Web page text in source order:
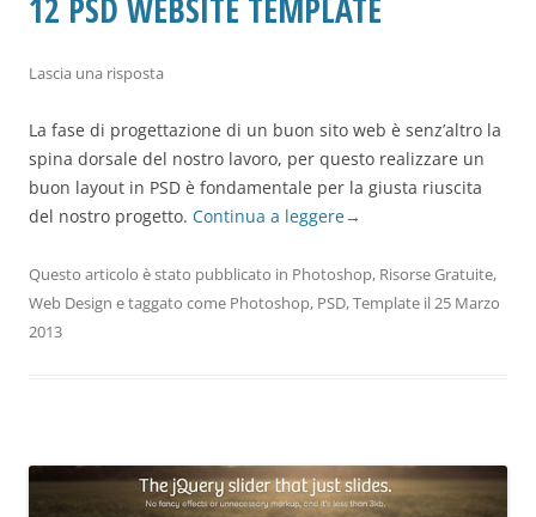
12 PSD WEBSITE TEMPLATE
Lascia una risposta
La fase di progettazione di un buon sito web è senz’altro la
spina dorsale del nostro lavoro, per questo realizzare un
buon layout in PSD è fondamentale per la giusta riuscita
del nostro progetto. Continua a leggere→
Questo articolo è stato pubblicato in Photoshop, Risorse Gratuite,
Web Design e taggato come Photoshop, PSD,Template il25 Marzo
2013